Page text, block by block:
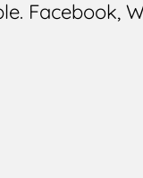
Facebook,